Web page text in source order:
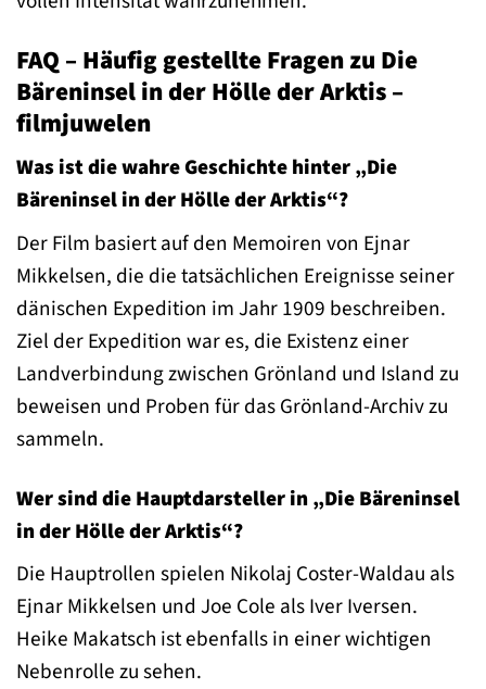
FAQ – Häufig gestellte Fragen zu Die
Bäreninsel in der Hölle der Arktis –
filmjuwelen
Was ist die wahre Geschichte hinter „Die
Bäreninsel in der Hölle der Arktis“?
Der Film basiert auf den Memoiren von Ejnar
Mikkelsen, die die tatsächlichen Ereignisse seiner
dänischen Expedition im Jahr 1909 beschreiben.
Ziel der Expedition war es, die Existenz einer
Landverbindung zwischen Grönland und Island zu
beweisen und Proben für das Grönland-Archiv zu
sammeln.
Wer sind die Hauptdarsteller in „Die Bäreninsel
in der Hölle der Arktis“?
Die Hauptrollen spielen Nikolaj Coster-Waldau als
Ejnar Mikkelsen und Joe Cole als Iver Iversen.
Heike Makatsch ist ebenfalls in einer wichtigen
Nebenrolle zu sehen.